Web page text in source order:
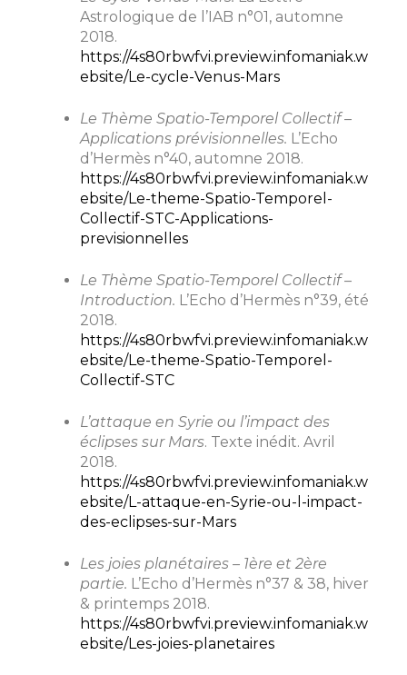
Astrologique de l’IAB n°01, automne
2018.
https://4s80rbwfvi.preview.infomaniak.w
ebsite/Le-cycle-Venus-Mars
Le Thème Spatio-Temporel Collectif –
Applications prévisionnelles. L’Echo
d’Hermès n°40, automne 2018.
https://4s80rbwfvi.preview.infomaniak.w
ebsite/Le-theme-Spatio-Temporel-
Collectif-STC-Applications-
previsionnelles
Le Thème Spatio-Temporel Collectif –
Introduction. L’Echo d’Hermès n°39, été
2018.
https://4s80rbwfvi.preview.infomaniak.w
ebsite/Le-theme-Spatio-Temporel-
Collectif-STC
L’attaque en Syrie ou l’impact des
éclipses sur Mars. Texte inédit. Avril
2018.
https://4s80rbwfvi.preview.infomaniak.w
ebsite/L-attaque-en-Syrie-ou-l-impact-
des-eclipses-sur-Mars
Les joies planétaires – 1ère et 2ère
partie. L’Echo d’Hermès n°37 & 38, hiver
& printemps 2018.
https://4s80rbwfvi.preview.infomaniak.w
ebsite/Les-joies-planetaires